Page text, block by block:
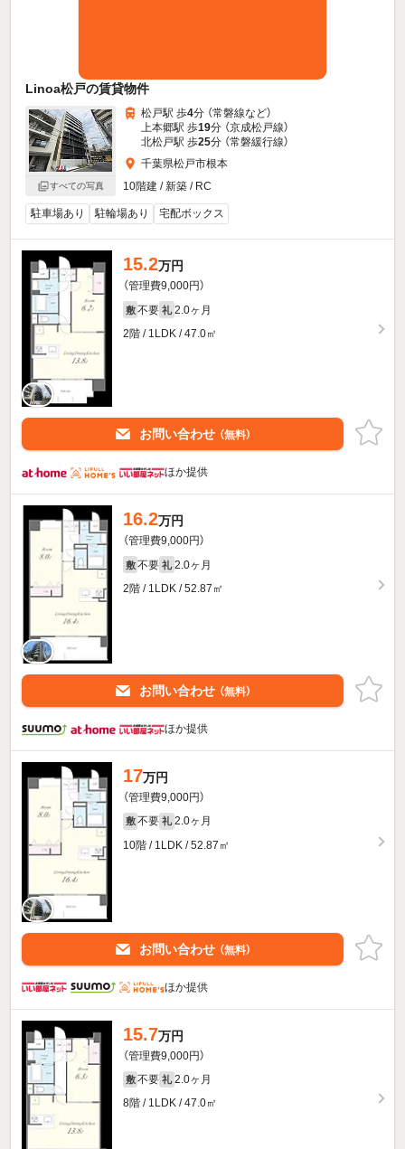
Linoa松戸の賃貸物件
すべての写真
松戸駅 歩4分 （常磐線など）
上本郷駅 歩19分 （京成松戸線）
北松戸駅 歩25分 （常磐緩行線）
千葉県松戸市根本
10階建 / 新築 / RC
駐車場あり 駐輪場あり 宅配ボックス
15.2万円
（管理費9,000円）
敷 不要 礼 2.0ヶ月
2階 / 1LDK / 47.0㎡
お問い合わせ （無料）
ほか提供
16.2万円
（管理費9,000円）
敷 不要 礼 2.0ヶ月
2階 / 1LDK / 52.87㎡
お問い合わせ （無料）
ほか提供
17万円
（管理費9,000円）
敷 不要 礼 2.0ヶ月
10階 / 1LDK / 52.87㎡
お問い合わせ （無料）
ほか提供
15.7万円
（管理費9,000円）
敷 不要 礼 2.0ヶ月
8階 / 1LDK / 47.0㎡